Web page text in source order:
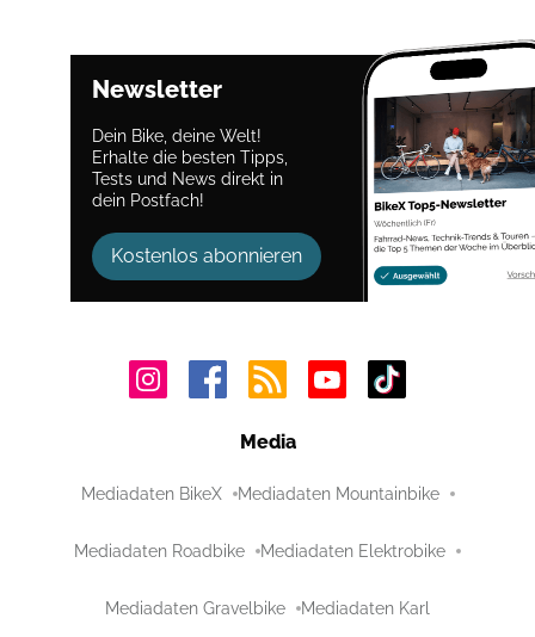
Newsletter
Dein Bike, deine Welt!
Erhalte die besten Tipps,
Tests und News direkt in
dein Postfach!
Kostenlos abonnieren
Media
Mediadaten BikeX Mediadaten Mountainbike
Mediadaten Roadbike Mediadaten Elektrobike
Mediadaten Gravelbike Mediadaten Karl